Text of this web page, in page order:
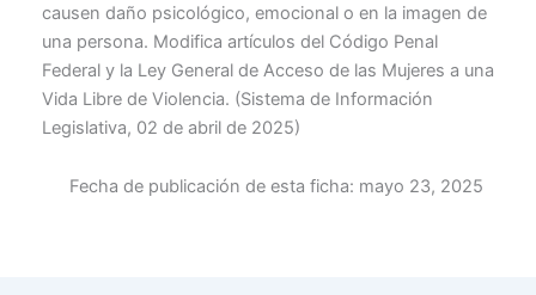
causen daño psicológico, emocional o en la imagen de
una persona. Modifica artículos del Código Penal
Federal y la Ley General de Acceso de las Mujeres a una
Vida Libre de Violencia. (Sistema de Información
Legislativa, 02 de abril de 2025)
Fecha de publicación de esta ficha: mayo 23, 2025